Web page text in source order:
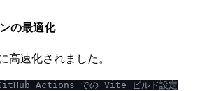
の最適化
高速化されました。
Actions での Vite ビルド設定